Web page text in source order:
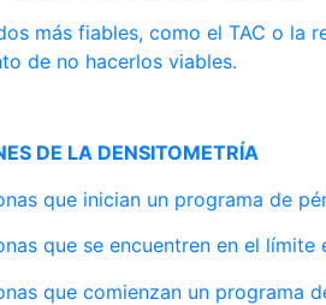
más fiables, como el TAC o la
de no hacerlos viables.
DE LA DENSITOMETRÍA
que inician un programa de
que se encuentren en el
que comienzan un programa